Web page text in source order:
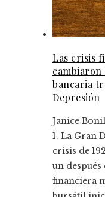
Las crisis
bancaria
Depresión
Janice
1. La Gran
crisis de
un
financiera